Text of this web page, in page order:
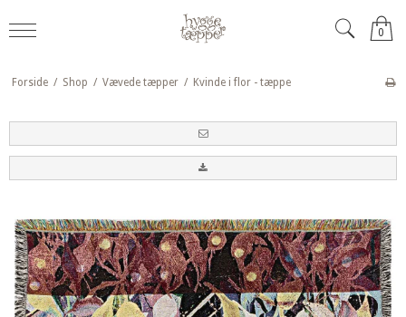
0
Forside / Shop / Vævede tæpper / Kvinde i flor - tæppe